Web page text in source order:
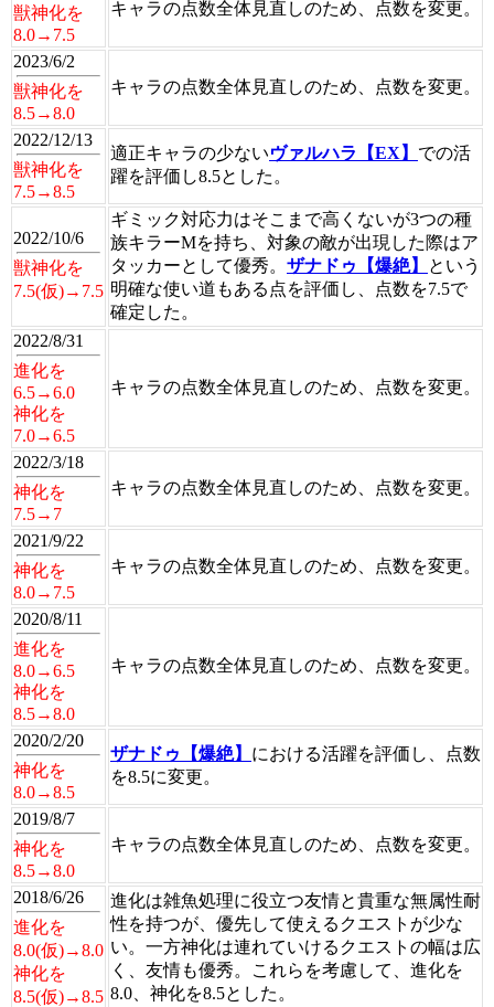
獣神化を
8.0→7.5
キャラの点数全体見直しのため、点数を変更。
2023/6/2
獣神化を
8.5→8.0
キャラの点数全体見直しのため、点数を変更。
2022/12/13
獣神化を
7.5→8.5
適正キャラの少ないヴァルハラ【EX】 での活
躍を評価し8.5とした。
2022/10/6
獣神化を
7.5(仮)→7.5
ギミック対応力はそこまで高くないが3つの種
族キラーMを持ち、対象の敵が出現した際はア
タッカーとして優秀。 ザナドゥ【爆絶】
という
明確な使い道もある点を評価し、点数を7.5で
確定した。
2022/8/31
進化を
6.5→6.0
神化を
7.0→6.5
キャラの点数全体見直しのため、点数を変更。
2022/3/18
神化を
7.5→7
キャラの点数全体見直しのため、点数を変更。
2021/9/22
神化を
8.0→7.5
キャラの点数全体見直しのため、点数を変更。
2020/8/11
進化を
8.0→6.5
神化を
8.5→8.0
キャラの点数全体見直しのため、点数を変更。
2020/2/20
神化を
8.0→8.5
ザナドゥ【爆絶】 における活躍を評価し、点数
を8.5に変更。
2019/8/7
神化を
8.5→8.0
キャラの点数全体見直しのため、点数を変更。
2018/6/26
進化を
8.0(仮)→8.0
神化を
8.5(仮)→8.5
進化は雑魚処理に役立つ友情と貴重な無属性耐
性を持つが、優先して使えるクエストが少な
い。一方神化は連れていけるクエストの幅は広
く、友情も優秀。これらを考慮して、進化を
8.0、神化を8.5とした。